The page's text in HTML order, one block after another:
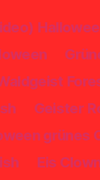
Geister
grünes
Eis